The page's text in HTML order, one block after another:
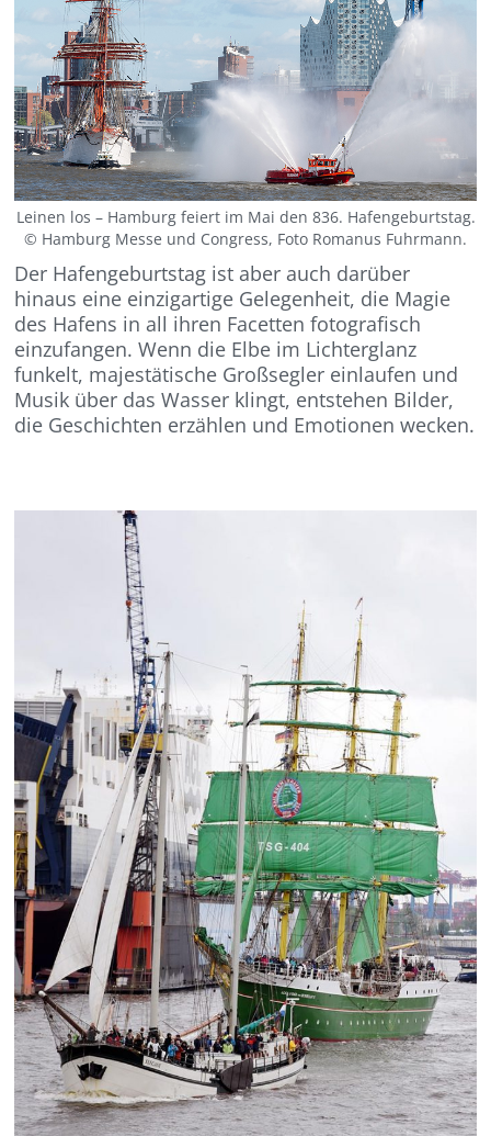
Leinen los – Hamburg feiert im Mai den 836. Hafengeburtstag.
© Hamburg Messe und Congress, Foto Romanus Fuhrmann.
Der Hafengeburtstag ist aber auch darüber
hinaus eine einzigartige Gelegenheit, die Magie
des Hafens in all ihren Facetten fotografisch
einzufangen. Wenn die Elbe im Lichterglanz
funkelt, majestätische Großsegler einlaufen und
Musik über das Wasser klingt, entstehen Bilder,
die Geschichten erzählen und Emotionen wecken.